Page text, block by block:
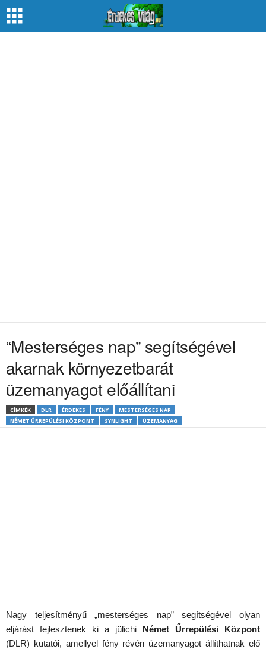
“Mesterséges nap” segítségével
akarnak környezetbarát
üzemanyagot előállítani
CÍMKÉK DLR ÉRDEKES FÉNY
MESTERSÉGES NAP
NÉMET ŰRREPÜLÉSI KÖZPONT
SYNLIGHT ÜZEMANYAG
Nagy teljesítményű „mesterséges nap” segítségével olyan
eljárást fejlesztenek ki a jülichi Német Űrrepülési Központ
(DLR) kutatói, amellyel fény révén üzemanyagot állíthatnak elő